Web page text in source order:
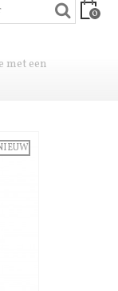
0
met een